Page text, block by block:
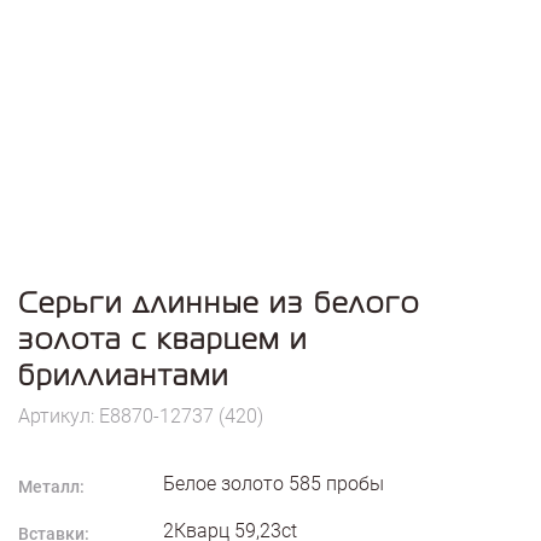
Серьги длинные из белого
золота с кварцем и
бриллиантами
Артикул: E8870-12737 (420)
Металл: Белое золото 585 пробы
Вставки: 2Кварц 59,23ct